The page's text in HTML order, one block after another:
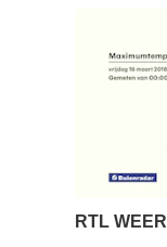
RTL WEER